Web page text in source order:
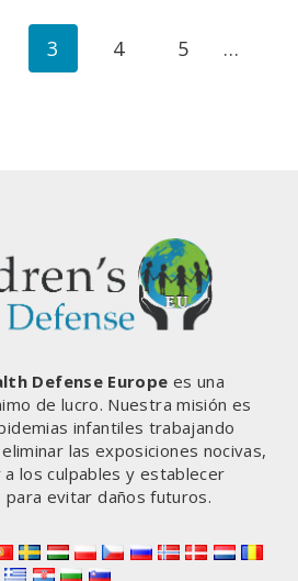
3 4 5
…
Defense Europe es una
de lucro. Nuestra misión es
infantiles trabajando
las exposiciones nocivas,
los culpables y establecer
para evitar daños futuros.